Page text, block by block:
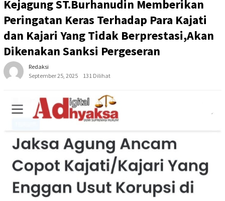
Kejagung ST.Burhanudin Memberikan
Peringatan Keras Terhadap Para Kajati
dan Kajari Yang Tidak Berprestasi,Akan
Dikenakan Sanksi Pergeseran
Redaksi
September 25, 2025
131 Dilihat